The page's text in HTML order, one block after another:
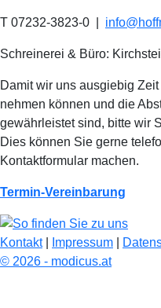
T 07232-3823-0
Schreinerei & Büro:
Damit wir uns ausgiebig
nehmen können und die
gewährleistet sind, bitte wir
Dies können Sie gerne
Kontaktformular machen.
Termin-Vereinbarung
Kontakt| Impressum
© 2026 - modicus.at